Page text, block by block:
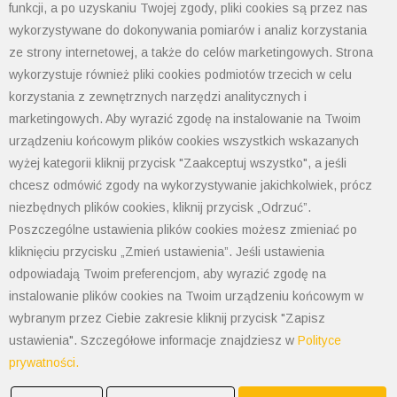
funkcji, a po uzyskaniu Twojej zgody, pliki cookies są przez nas
wykorzystywane do dokonywania pomiarów i analiz korzystania
ze strony internetowej, a także do celów marketingowych. Strona
wykorzystuje również pliki cookies podmiotów trzecich w celu
korzystania z zewnętrznych narzędzi analitycznych i
marketingowych. Aby wyrazić zgodę na instalowanie na Twoim
urządzeniu końcowym plików cookies wszystkich wskazanych
wyżej kategorii kliknij przycisk "Zaakceptuj wszystko", a jeśli
chcesz odmówić zgody na wykorzystywanie jakichkolwiek, prócz
niezbędnych plików cookies, kliknij przycisk „Odrzuć”.
Poszczególne ustawienia plików cookies możesz zmieniać po
kliknięciu przycisku „Zmień ustawienia”. Jeśli ustawienia
odpowiadają Twoim preferencjom, aby wyrazić zgodę na
instalowanie plików cookies na Twoim urządzeniu końcowym w
wybranym przez Ciebie zakresie kliknij przycisk "Zapisz
ustawienia". Szczegółowe informacje znajdziesz w Polityce
prywatności.
Ogólne warunki sprzedaży
tel: 33 497-77-77
fax: 33 497-77-10
email: biuro@polimet.com.pl
NIP: 547-008-67-86
KRS: 0000003533
REGON: 070008398
POLIMET S. Kij spółka jawna
Oddział Dąbrowa Górnicza
41-300 Dąbrowa Górnicza
Aleja Józefa Piłsudskiego 89
Tel. 32 268 50 99
kom. 538-208-100
dabrowa@polimet.com.pl
POLIMET S. Kij spółka jawna
Oddział Katowice